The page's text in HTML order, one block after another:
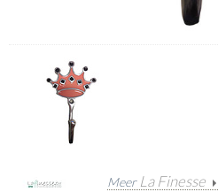
Meer La Finesse